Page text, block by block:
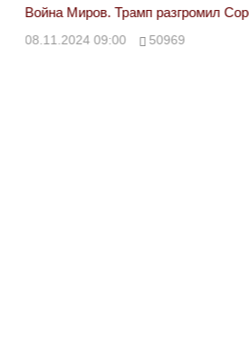
Война Миров. Трамп разгромил
08.11.2024 09:00 50969